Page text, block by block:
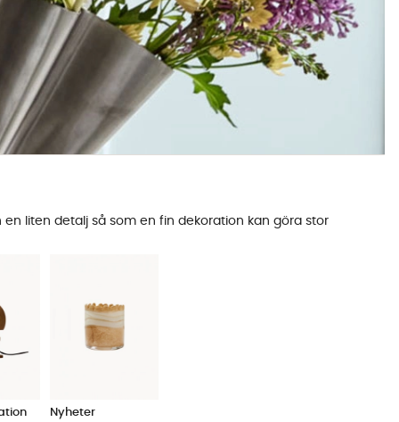
liten detalj så som en fin dekoration kan göra stor
Nyheter